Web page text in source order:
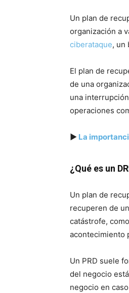
Un plan de
organización a
ciberataque, un
El plan de
de una
una
operaciones
▶ La
¿Qué es un
Un plan de
recuperen de
catástrofe,
acontecimiento
Un PRD suele
del negocio
negocio en